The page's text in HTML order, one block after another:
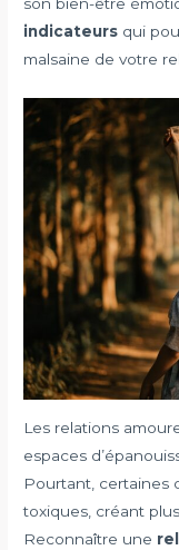
indicateurs qui
malsaine de votre
Les relations
espaces
Pourtant, certaines
toxiques, créant
Reconnaître une